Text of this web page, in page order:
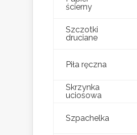
ścierny
Szczotki
druciane
Piła ręczna
Skrzynka
uciosowa
Szpachelka